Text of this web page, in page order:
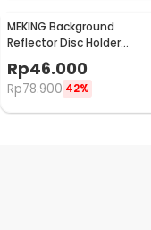
MEKING Background
Reflector Disc Holder
Bracket Clamp Klip
Backdrop - QM3400
Rp46.000
Rp78.900 42%